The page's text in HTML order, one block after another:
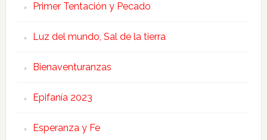
Primer Tentación y Pecado
Luz del mundo, Sal de la tierra
Bienaventuranzas
Epifanía 2023
Esperanza y Fe